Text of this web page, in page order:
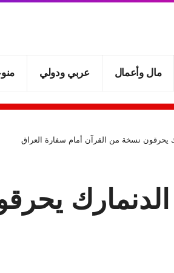
مال وأعمال عربي ودولي
نسخة من القرآن أمام سفارة العراق